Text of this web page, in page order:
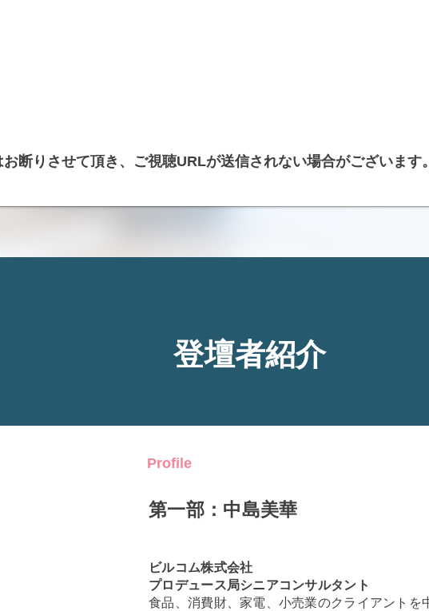
断りさせて頂き、ご視聴URLが送信されない場合がございます
登壇者紹介
Profile
第一部：中島美華
ビルコム株式会社
プロデュース局シニアコンサルタント
食品、消費財、家電、小売業のクライアントを